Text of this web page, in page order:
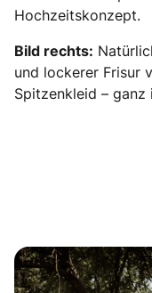
Hochzeitskonzept.
Bild rechts:
und lockerer Frisur
Spitzenkleid –